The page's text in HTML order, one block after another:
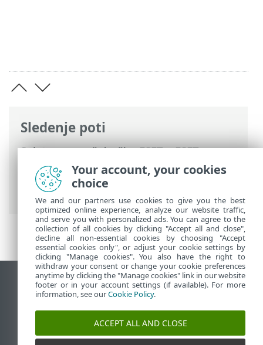
Sledenje poti
Spletna pomoč družbe ESET>ESET
Endpoint Antivirus>Napredne nastavitve
Uporabniški vmesnik > Nastavitve
dostopa > Geslo za napredne nastavitve
Prikaz mesta na namizju
End of Life
Zbirka znanja družbe ESET
Forum družbe ESET
Your account, your cookies
choice
We and our partners use cookies to give you the best
optimized online experience, analyze our website traffic,
and serve you with personalized ads. You can agree to the
collection of all cookies by clicking "Accept all and close",
decline all non-essential cookies by choosing "Accept
essential cookies only", or adjust your cookie settings by
clicking "Manage cookies". You also have the right to
withdraw your consent or change your cookie preferences
anytime by clicking the "Manage cookies" link in our website
footer or in your account settings (if available). For more
information, see ourCookie Policy.
ACCEPT ALL AND CLOSE